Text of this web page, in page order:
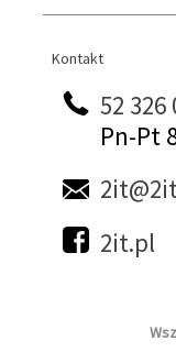
Kontakt
Kontakt
52 326
Pn-Pt
2it.pl